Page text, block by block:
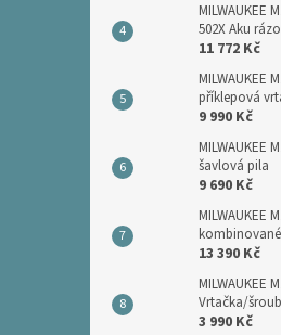
MILWAUKEE
502X Aku
11 772 Kč
MILWAUKEE
příklepová
9 990 Kč
MILWAUKEE
šavlová pila
9 690 Kč
MILWAUKEE
13 390 Kč
MILWAUKEE
Vrtačka/
3 990 Kč